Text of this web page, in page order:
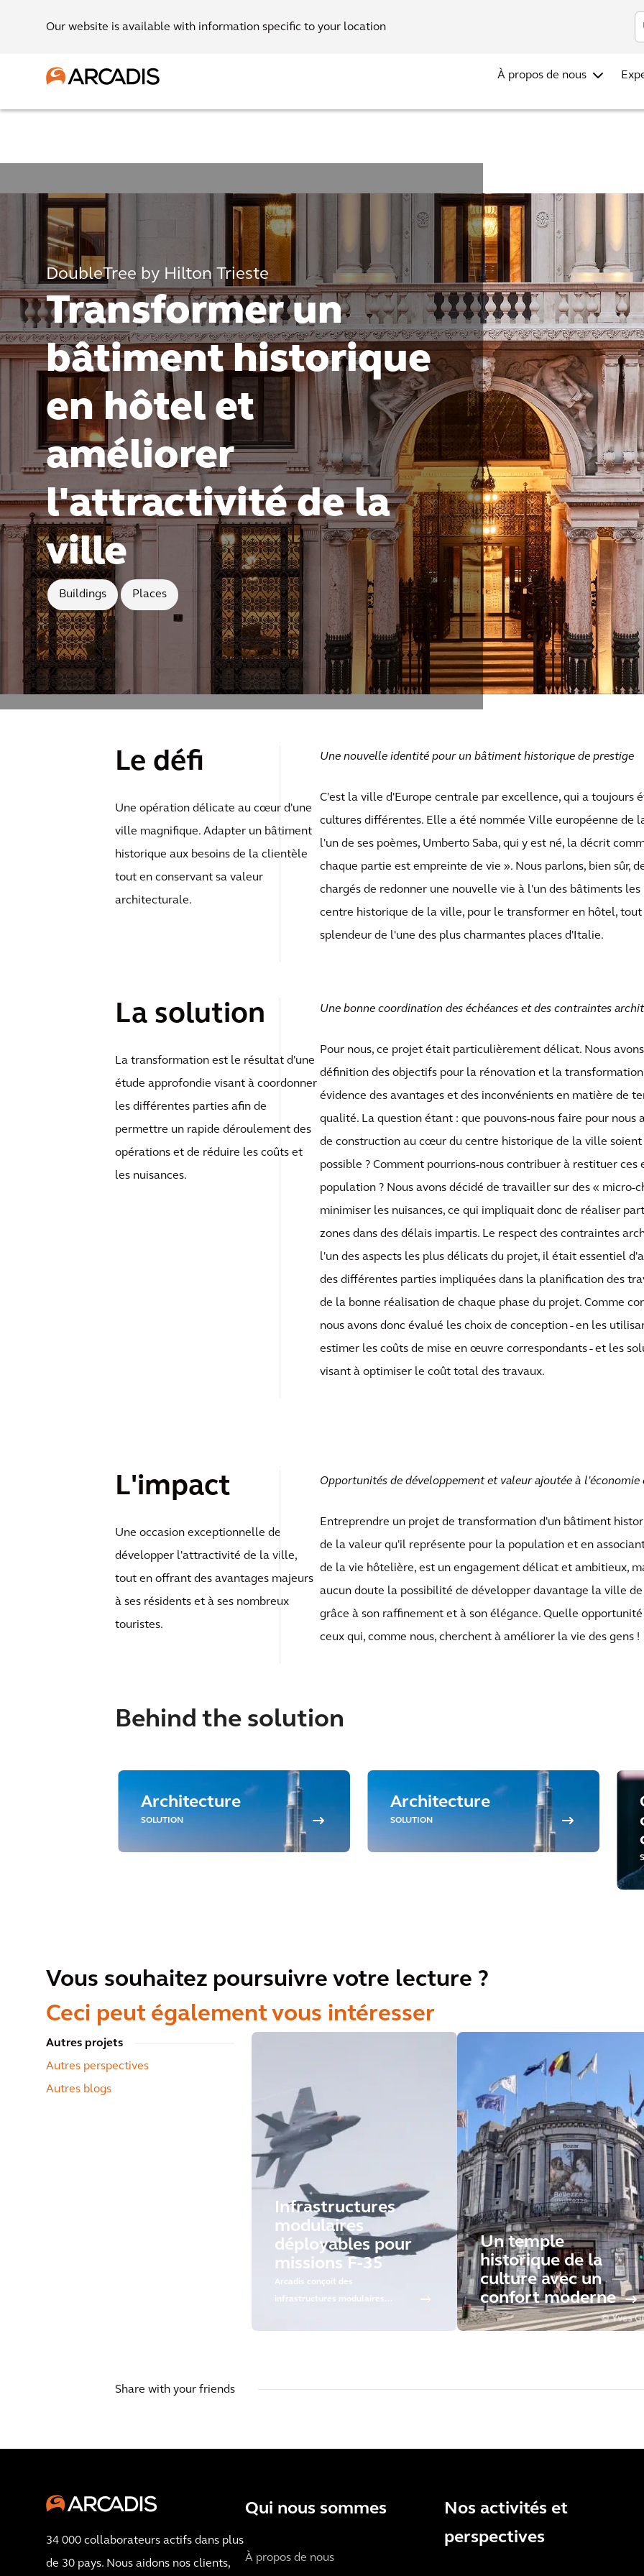
Our website is available with information specific to your location
À propos de nous
DoubleTree by Hilton Trieste
Transformer un
bâtiment historique
en hôtel et
améliorer
l'attractivité de la
ville
Buildings Places
Le défi
Une opération délicate au cœur d'une
ville magnifique. Adapter un bâtiment
historique aux besoins de la clientèle
tout en conservant sa valeur
architecturale.
Une nouvelle identité pour un bâtiment historique de prestige
C'est la ville d'Europe centrale par excellence, qui a toujours
cultures différentes. Elle a été nommée Ville européenne de
l'un de ses poèmes, Umberto Saba, qui y est né, la décrit
chaque partie est empreinte de vie ». Nous parlons, bien sûr,
chargés de redonner une nouvelle vie à l'un des bâtiments les
centre historique de la ville, pour le transformer en hôtel,
splendeur de l'une des plus charmantes places d'Italie.
La solution
La transformation est le résultat d'une
étude approfondie visant à coordonner
les différentes parties afin de
permettre un rapide déroulement des
opérations et de réduire les coûts et
les nuisances.
Une bonne coordination des échéances et des contraintes
Pour nous, ce projet était particulièrement délicat. Nous
définition des objectifs pour la rénovation et la
évidence des avantages et des inconvénients en matière de
qualité. La question étant : que pouvons-nous faire pour nous
de construction au cœur du centre historique de la ville
possible ? Comment pourrions-nous contribuer à restituer ces
population ? Nous avons décidé de travailler sur des « micro-
minimiser les nuisances, ce qui impliquait donc de réaliser
zones dans des délais impartis. Le respect des contraintes
l'un des aspects les plus délicats du projet, il était essentiel
des différentes parties impliquées dans la planification des
de la bonne réalisation de chaque phase du projet. Comme
nous avons donc évalué les choix de conception - en les
estimer les coûts de mise en œuvre correspondants - et les
visant à optimiser le coût total des travaux.
L'impact
Une occasion exceptionnelle de
développer l'attractivité de la ville,
tout en offrant des avantages majeurs
à ses résidents et à ses nombreux
touristes.
Opportunités de développement et valeur ajoutée à l'économie
Entreprendre un projet de transformation d'un bâtiment
de la valeur qu'il représente pour la population et en
de la vie hôtelière, est un engagement délicat et ambitieux,
aucun doute la possibilité de développer davantage la ville
grâce à son raffinement et à son élégance. Quelle
ceux qui, comme nous, cherchent à améliorer la vie des gens !
Behind the solution
Architecture
SOLUTION
Architecture
SOLUTION
Vous souhaitez poursuivre votre lecture ?
Ceci peut également vous intéresser
Autres projets
Autres perspectives
Autres blogs
Infrastructures
modulaires
déployables pour
missions F-35
Arcadis conçoit des
infrastructures modulaires
Un temple
historique de la
culture avec un
confort moderne
Share with your friends
34 000 collaborateurs actifs dans plus
de 30 pays. Nous aidons nos clients,
Qui nous sommes
À propos de nous
Nos activités et
perspectives